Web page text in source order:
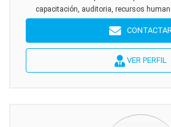
capacitación, auditoria, recursos
VER PERFIL